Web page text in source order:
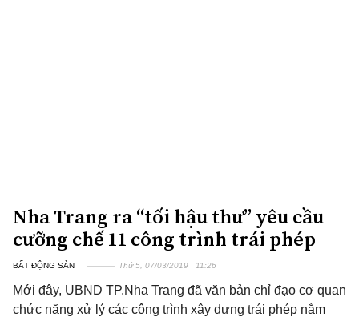
Nha Trang ra “tối hậu thư” yêu cầu
cưỡng chế 11 công trình trái phép
BẤT ĐỘNG SẢN Thứ 5, 07/03/2019 | 11:26
Mới đây, UBND TP.Nha Trang đã văn bản chỉ đạo cơ quan
chức năng xử lý các công trình xây dựng trái phép nằm